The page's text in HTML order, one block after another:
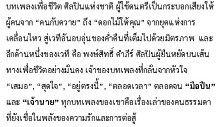
บทเพลงเพื่อชีวิต ศิลปินแห่งชาติ ผู้ใช้ดนตรีเป็นกระบอกเสียงให้
ผู้คนจาก “คนกับควาย” ถึง “ดอกไม้ให้คุณ” จากยุคแห่งการ
เคลื่อนไหว สู่เวทีอันอบอุ่นของค่ำคืนที่เต็มไปด้วยมิตรภาพ และ
อีกด้านหนึ่งของเวที คือ พงษ์สิทธิ์ คำภีร์ ศิลปินผู้ยืนหยัดบนเส้น
ทางเพื่อชีวิตอย่างมั่นคง เจ้าของบทเพลงที่กลั่นจากหัวใจ
“เสมอ”, “สุดใจ”, “อยู่ตรงนี้”, “ตลอดเวลา” ตลอดจน “มือปืน”
และ “เจ้านาย” ทุกบทเพลงของเขาคือเรื่องเล่าของคนธรรมดา
ที่ยังเชื่อในพลังของความรักและการต่อสู้